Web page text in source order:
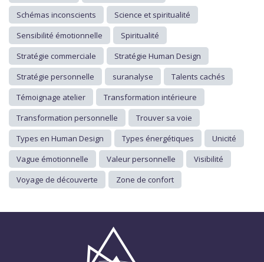
Schémas inconscients
Science et spiritualité
Sensibilité émotionnelle
Spiritualité
Stratégie commerciale
Stratégie Human Design
Stratégie personnelle
suranalyse
Talents cachés
Témoignage atelier
Transformation intérieure
Transformation personnelle
Trouver sa voie
Types en Human Design
Types énergétiques
Unicité
Vague émotionnelle
Valeur personnelle
Visibilité
Voyage de découverte
Zone de confort